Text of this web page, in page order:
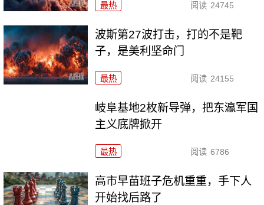
最热 阅读 24745
波斯第27波打击，打的不是靶
子，是美利坚命门
最热 阅读 24155
岐阜基地2枚新导弹，把东瀛军国
主义底牌掀开
最热 阅读 6786
高市早苗班子危机重重，手下人
开始找后路了